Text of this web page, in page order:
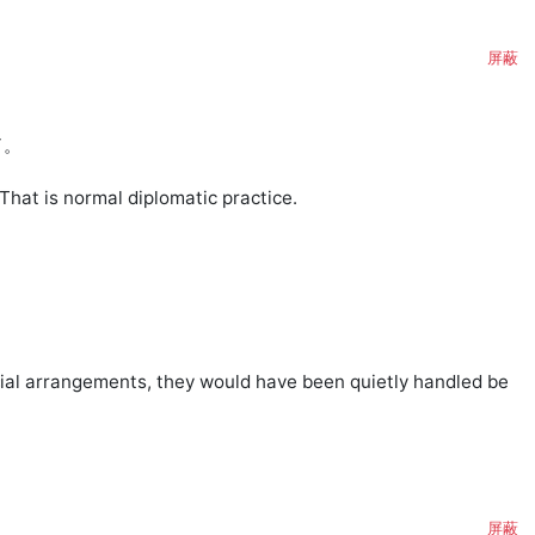
屏蔽
is normal diplomatic practice.
arrangements, they would have been quietly handled be
屏蔽